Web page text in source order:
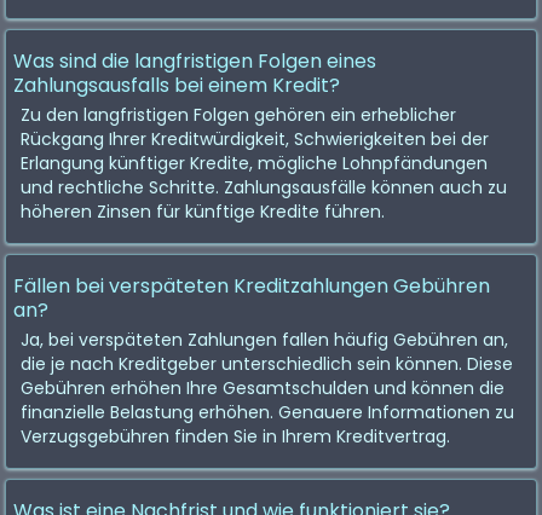
Was sind die langfristigen Folgen eines
Zahlungsausfalls bei einem Kredit?
Zu den langfristigen Folgen gehören ein erheblicher
Rückgang Ihrer Kreditwürdigkeit, Schwierigkeiten bei der
Erlangung künftiger Kredite, mögliche Lohnpfändungen
und rechtliche Schritte. Zahlungsausfälle können auch zu
höheren Zinsen für künftige Kredite führen.
Fällen bei verspäteten Kreditzahlungen Gebühren
an?
Ja, bei verspäteten Zahlungen fallen häufig Gebühren an,
die je nach Kreditgeber unterschiedlich sein können. Diese
Gebühren erhöhen Ihre Gesamtschulden und können die
finanzielle Belastung erhöhen. Genauere Informationen zu
Verzugsgebühren finden Sie in Ihrem Kreditvertrag.